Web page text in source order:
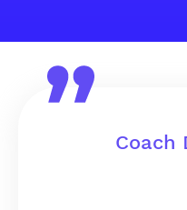
Coach